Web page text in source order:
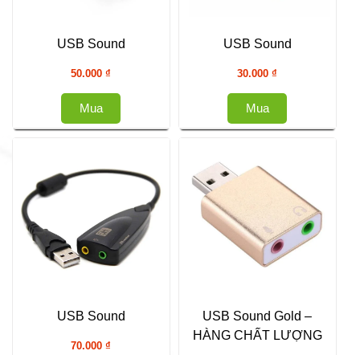
USB Sound
50.000₫
Mua
USB Sound
30.000₫
Mua
USB Sound
70.000₫
USB Sound Gold –
HÀNG CHẤT LƯỢNG